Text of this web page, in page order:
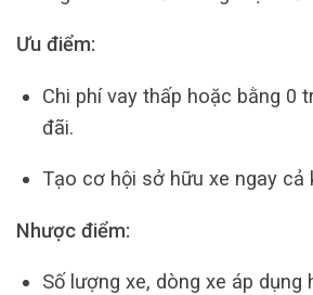
Ưu điểm:
Chi phí vay thấp hoặc bằng 0
đãi.
Tạo cơ hội sở hữu xe ngay cả
Nhược điểm:
Số lượng xe, dòng xe áp dụng